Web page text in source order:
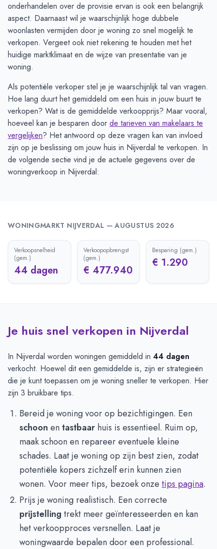
onderhandelen over de provisie ervan is ook een belangrijk
aspect. Daarnaast wil je waarschijnlijk hoge dubbele
woonlasten vermijden door je woning zo snel mogelijk te
verkopen. Vergeet ook niet rekening te houden met het
huidige marktklimaat en de wijze van presentatie van je
woning.
Als potentiële verkoper stel je je waarschijnlijk tal van vragen.
Hoe lang duurt het gemiddeld om een huis in jouw buurt te
verkopen? Wat is de gemiddelde verkoopprijs? Maar vooral,
hoeveel kan je besparen door de tarieven van makelaars te
vergelijken? Het antwoord op deze vragen kan van invloed
zijn op je beslissing om jouw huis in Nijverdal te verkopen. In
de volgende sectie vind je de actuele gegevens over de
woningverkoop in Nijverdal:
WONINGMARKT NIJVERDAL —AUGUSTUS 2026
Verkoopsnelheid
(gem.)
44 dagen
Verkoopopbrengst
(gem.)
€ 477.940
Besparing (gem.)
€ 1.290
Je huis snel verkopen in Nijverdal
In Nijverdal worden woningen gemiddeld in 44 dagen
verkocht. Hoewel dit een gemiddelde is, zijn er strategieën
die je kunt toepassen om je woning sneller te verkopen. Hier
zijn 3 bruikbare tips.
Bereid je woning voor op bezichtigingen. Een
schoon entastbaar huis is essentieel. Ruim op,
maak schoon en repareer eventuele kleine
schades. Laat je woning op zijn best zien, zodat
potentiële kopers zichzelf erin kunnen zien
wonen. Voor meer tips, bezoek onze tips pagina.
Prijs je woning realistisch. Een correcte
prijstelling trekt meer geïnteresseerden en kan
het verkoopproces versnellen. Laat je
woningwaarde bepalen door een professional.